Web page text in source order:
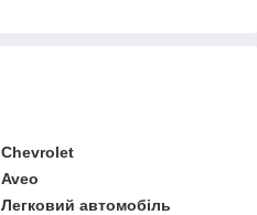
Chevrolet
Aveo
Легковий автомобіль